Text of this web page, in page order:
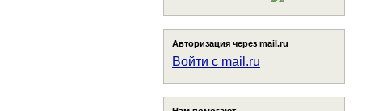
Авторизация через mail.ru
Войти с mail.ru